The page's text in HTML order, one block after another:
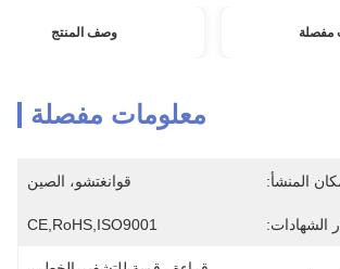
مفصلة وصف المنتج
معلومات مفصلة
المنشأ: قوانغتشو، الصين
الشهادات: CE,RoHS,ISO9001